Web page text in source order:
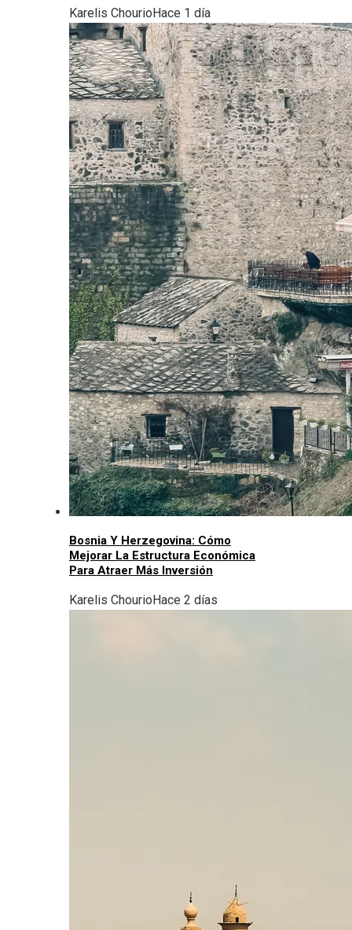
Karelis ChourioHace 1 día
Bosnia Y Herzegovina: Cómo
Mejorar La Estructura Económica
Para Atraer Más Inversión
Karelis ChourioHace 2 días